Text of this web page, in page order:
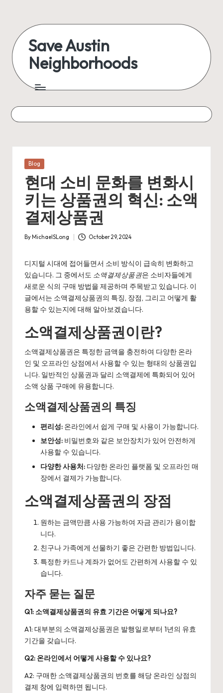
content
Save Austin
Neighborhoods
Austin
everything
Posted
Blog
현대 소비 문화를 변화시
키는 상품권의 혁신: 소액
결제상품권
Posted
By MichaelSLong October 29, 2024
디지털 시대에 접어들면서 소비 방식이 급속히 변화하고
있습니다. 그 중에서도 소액결제상품권은 소비자들에게
새로운 식의 구매 방법을 제공하며 주목받고 있습니다. 이
글에서는 소액결제상품권의 특징, 장점, 그리고 어떻게 활
용할 수 있는지에 대해 알아보겠습니다.
소액결제상품권이란?
소액결제상품권은 특정한 금액을 충전하여 다양한 온라
인 및 오프라인 상점에서 사용할 수 있는 형태의 상품권입
니다. 일반적인 상품권과 달리 소액결제에 특화되어 있어
소액 상품 구매에 유용합니다.
소액결제상품권의 특징
편리성: 온라인에서 쉽게 구매 및 사용이 가능합니다.
보안성: 비밀번호와 같은 보안장치가 있어 안전하게
사용할 수 있습니다.
다양한 사용처: 다양한 온라인 플랫폼 및 오프라인 매
장에서 결제가 가능합니다.
소액결제상품권의 장점
원하는 금액만큼 사용 가능하여 자금 관리가 용이합
니다.
친구나 가족에게 선물하기 좋은 간편한 방법입니다.
특정한 카드나 계좌가 없어도 간편하게 사용할 수 있
습니다.
자주 묻는 질문
Q1: 소액결제상품권의 유효 기간은 어떻게 되나요?
A1: 대부분의 소액결제상품권은 발행일로부터 1년의 유효
기간을 갖습니다.
Q2: 온라인에서 어떻게 사용할 수 있나요?
A2: 구매한 소액결제상품권의 번호를 해당 온라인 상점의
결제 창에 입력하면 됩니다.